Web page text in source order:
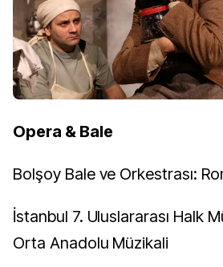
Opera & Bale
Bolşoy Bale ve Orkestrası:
İstanbul 7. Uluslararası Halk
Orta Anadolu Müzikali